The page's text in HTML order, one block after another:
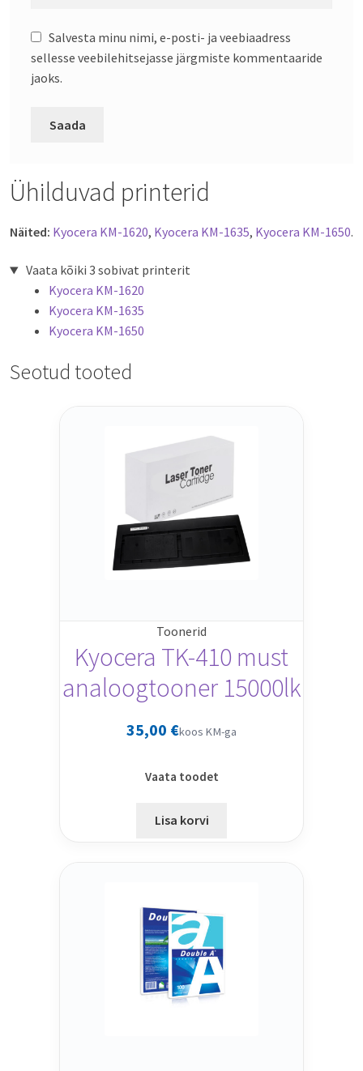
Salvesta minu nimi, e-posti- ja veebiaadress
sellesse veebilehitsejasse järgmiste kommentaaride
jaoks.
Ühilduvad printerid
Näited: Kyocera KM-1620, Kyocera KM-1635, Kyocera KM-1650.
Vaata kõiki 3 sobivat printerit
Kyocera KM-1620
Kyocera KM-1635
Kyocera KM-1650
Seotud tooted
Toonerid
Kyocera TK-410 must
analoogtooner 15000lk
35,00 €koos KM-ga
Vaata toodet
Lisa korvi